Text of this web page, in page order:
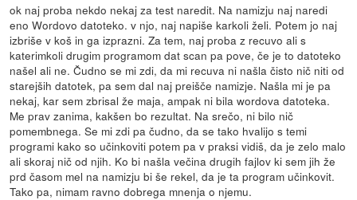
ok naj proba nekdo nekaj za test naredit. Na namizju naj naredi
eno Wordovo datoteko. v njo, naj napiše karkoli želi. Potem jo naj
izbriše v koš in ga izprazni. Za tem, naj proba z recuvo ali s
katerimkoli drugim programom dat scan pa pove, če je to datoteko
našel ali ne. Čudno se mi zdi, da mi recuva ni našla čisto nič niti od
starejših datotek, pa sem dal naj preišče namizje. Našla mi je pa
nekaj, kar sem zbrisal že maja, ampak ni bila wordova datoteka.
Me prav zanima, kakšen bo rezultat. Na srečo, ni bilo nič
pomembnega. Se mi zdi pa čudno, da se tako hvalijo s temi
programi kako so učinkoviti potem pa v praksi vidiš, da je zelo malo
ali skoraj nič od njih. Ko bi našla večina drugih fajlov ki sem jih že
prd časom mel na namizju bi še rekel, da je ta program učinkovit.
Tako pa, nimam ravno dobrega mnenja o njemu.